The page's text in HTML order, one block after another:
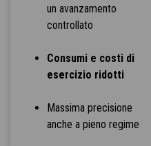
un avanzamento
controllato
Consumi e costi di
esercizio ridotti
Massima precisione
anche a pieno regime